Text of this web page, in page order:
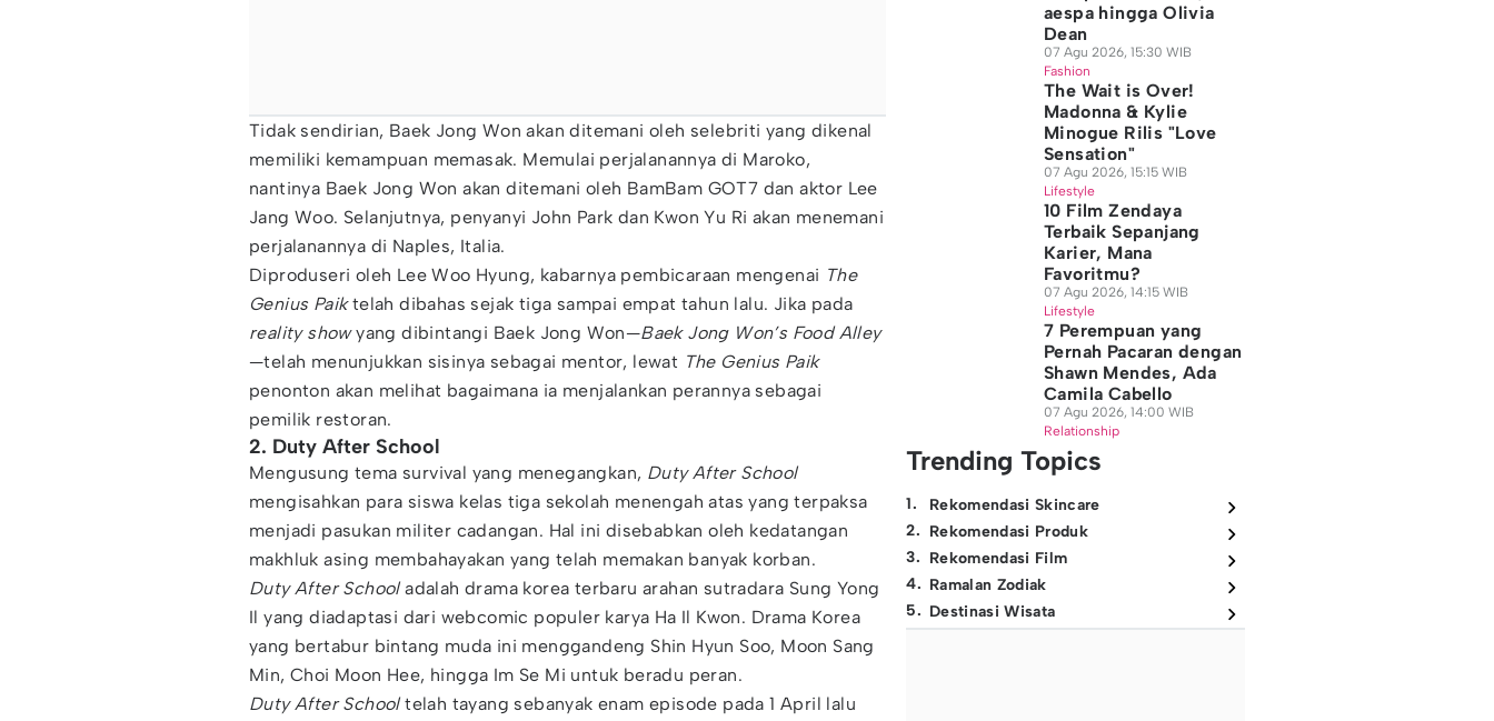
Tidak sendirian, Baek Jong Won akan ditemani oleh selebriti yang dikenal
memiliki kemampuan memasak. Memulai perjalanannya di Maroko,
nantinya Baek Jong Won akan ditemani oleh BamBam GOT7 dan aktor Lee
Jang Woo. Selanjutnya, penyanyi John Park dan Kwon Yu Ri akan menemani
perjalanannya di Naples, Italia.
Diproduseri oleh Lee Woo Hyung, kabarnya pembicaraan mengenai The
Genius Paiktelah dibahas sejak tiga sampai empat tahun lalu. Jika pada
reality showyang dibintangi Baek Jong Won—Baek Jong Won’s Food Alley
—telah menunjukkan sisinya sebagai mentor, lewat The Genius Paik
penonton akan melihat bagaimana ia menjalankan perannya sebagai
pemilik restoran.
2. Duty After School
Mengusung tema survival yang menegangkan, Duty After School
mengisahkan para siswa kelas tiga sekolah menengah atas yang terpaksa
menjadi pasukan militer cadangan. Hal ini disebabkan oleh kedatangan
makhluk asing membahayakan yang telah memakan banyak korban.
Duty After Schooladalah drama korea terbaru arahan sutradara Sung Yong
Il yang diadaptasi dari webcomic populer karya Ha Il Kwon. Drama Korea
yang bertabur bintang muda ini menggandeng Shin Hyun Soo, Moon Sang
Min, Choi Moon Hee, hingga Im Se Mi untuk beradu peran.
Duty After Schooltelah tayang sebanyak enam episode pada 1 April lalu
aespa hingga Olivia
Dean
07 Agu 2026, 15:30 WIB
Fashion
The Wait is Over!
Madonna & Kylie
Minogue Rilis "Love
Sensation"
07 Agu 2026, 15:15 WIB
Lifestyle
10 Film Zendaya
Terbaik Sepanjang
Karier, Mana
Favoritmu?
07 Agu 2026, 14:15 WIB
Lifestyle
7 Perempuan yang
Pernah Pacaran dengan
Shawn Mendes, Ada
Camila Cabello
07 Agu 2026, 14:00 WIB
Relationship
Trending Topics
1.
Rekomendasi Skincare
2. Rekomendasi Produk
3. Rekomendasi Film
4. Ramalan Zodiak
5. Destinasi Wisata